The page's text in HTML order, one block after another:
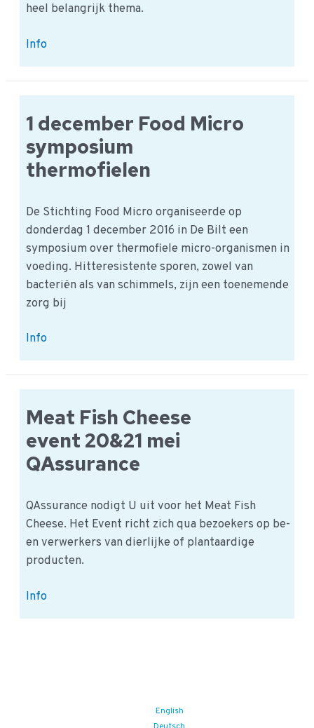
heel belangrijk thema.
De
en
belang
van
Voedselveiligheid
Info
1 december Food Micro
symposium
thermofielen
De Stichting Food Micro organiseerde op
donderdag 1 december 2016 in De Bilt een
symposium over thermofiele micro-organismen in
voeding. Hitteresistente sporen, zowel van
bacteriën als van schimmels, zijn een toenemende
zorg bij
1
Food
Micro
symposium
thermofielen
Info
Meat Fish Cheese
event 20&21 mei
QAssurance
QAssurance nodigt U uit voor het Meat Fish
Cheese. Het Event richt zich qua bezoekers op be-
en verwerkers van dierlijke of plantaardige
producten.
Meat
Info
English